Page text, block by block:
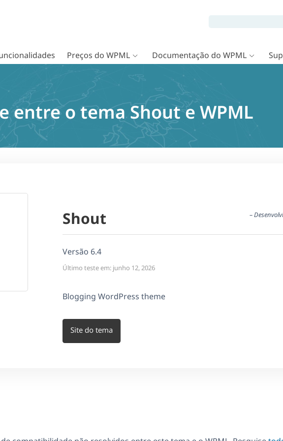
Preços do WPML Documentação do WPML
entre o tema Shout e WPML
Shout –
Versão 6.4
Último teste em: junho 12, 2026
Blogging WordPress theme
Site do tema